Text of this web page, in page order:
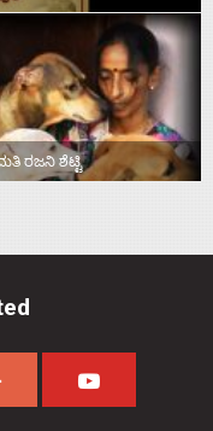
ರಜನಿ ಶೆಟ್ಟಿ